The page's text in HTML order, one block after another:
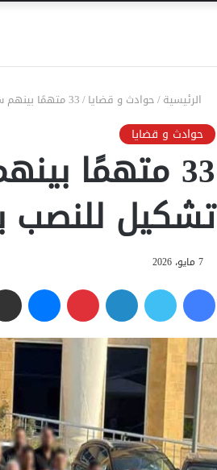
الرئيسية/حوادث و قضايا/33 متهمًا بينهم سيدات.. سقوط أخطر تشكيل للنصب باسم الآثار بأكتوبر
حوادث و قضايا
33 متهمًا
تشكيل للنصب
7 مايو، 2026
فيسبوك تويتر لينكدإن بينتيريست